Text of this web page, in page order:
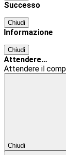
Successo
Chiudi
Informazione
Chiudi
Attendere...
Attendere il
Chiudi